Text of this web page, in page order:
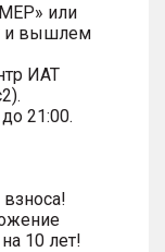
или
и вышлем
ИАТ
21:00.
10 лет!